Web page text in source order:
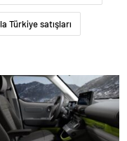
Türkiye satışları